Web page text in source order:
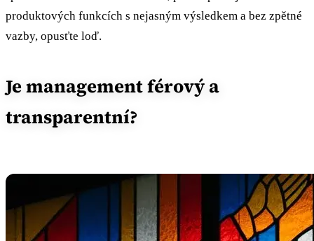
produktových funkcích s nejasným výsledkem a bez zpětné
vazby, opusťte loď.
Je management férový a
transparentní?